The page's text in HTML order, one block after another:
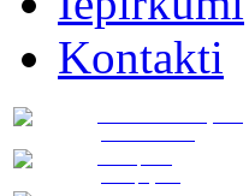
Kontakti